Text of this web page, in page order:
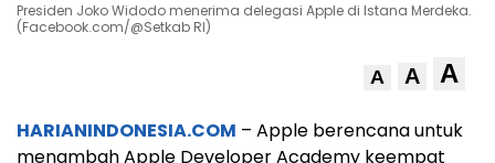
Presiden Joko Widodo menerima delegasi Apple di Istana Merdeka.
(Facebook.com/@Setkab RI)
A A A
HARIANINDONESIA.COM – Apple berencana untuk
menambah Apple Developer Academy keempat